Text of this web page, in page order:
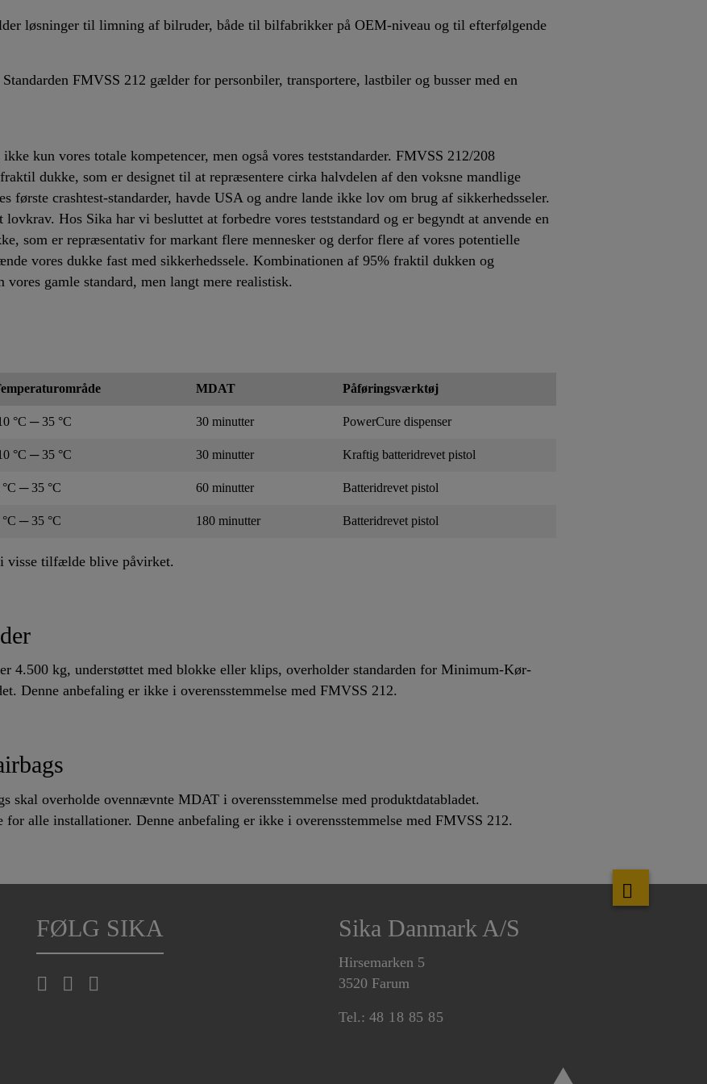
løsninger til limning af bilruder, både til bilfabrikker på OEM-niveau og til efterfølgende
FMVSS 212 gælder for personbiler, transportere, lastbiler og busser med en
kun vores totale kompetencer, men også vores teststandarder. FMVSS 212/208
dukke, som er designet til at repræsentere cirka halvdelen af den voksne mandlige
første crashtest-standarder, havde USA og andre lande ikke lov om brug af sikkerhedsseler.
Hos Sika har vi besluttet at forbedre vores teststandard og er begyndt at anvende en
som er repræsentativ for markant flere mennesker og derfor flere af vores potentielle
vores dukke fast med sikkerhedssele. Kombinationen af 95% fraktil dukken og
gamle standard, men langt mere realistisk.
MDAT Påføringsværktøj
°C ─ 35 °C 30 minutter PowerCure dispenser
°C ─ 35 °C 30 minutter Kraftig batteridrevet pistol
°C ─ 35 °C 60 minutter Batteridrevet pistol
°C ─ 35 °C 180 minutter Batteridrevet pistol
tilfælde blive påvirket.
4.500 kg, understøttet med blokke eller klips, overholder standarden for Minimum-Kør-
Denne anbefaling er ikke i overensstemmelse med FMVSS 212.
skal overholde ovennævnte MDAT i overensstemmelse med produktdatabladet.
for alle installationer. Denne anbefaling er ikke i overensstemmelse med FMVSS 212.
FØLG SIKA Sika Danmark A/S
Hirsemarken 5
3520 Farum
Tel.: 48 18 85 85